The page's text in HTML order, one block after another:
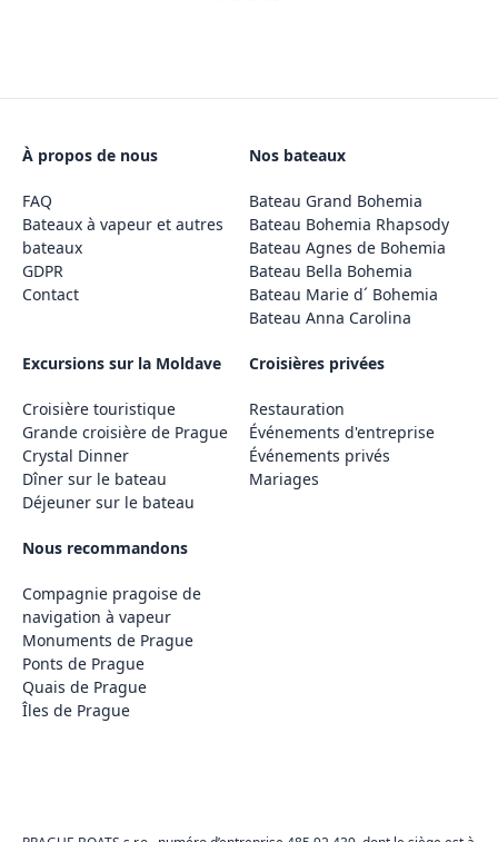
À propos de nous
FAQ
Bateaux à vapeur et autres
bateaux
GDPR
Contact
Nos bateaux
Bateau Grand Bohemia
Bateau Bohemia Rhapsody
Bateau Agnes de Bohemia
Bateau Bella Bohemia
Bateau Marie d´ Bohemia
Bateau Anna Carolina
Excursions sur la Moldave
Croisière touristique
Grande croisière de Prague
Crystal Dinner
Dîner sur le bateau
Déjeuner sur le bateau
Croisières privées
Restauration
Événements d'entreprise
Événements privés
Mariages
Nous recommandons
Compagnie pragoise de
navigation à vapeur
Monuments de Prague
Ponts de Prague
Quais de Prague
Îles de Prague